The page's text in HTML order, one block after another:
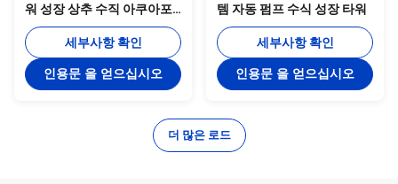
워 성장 상추 수직 아쿠아포
닉 시스템(펌프 포함)
세부사항 확인
인용문 을 얻으십시오
템 자동 펌프 수식 성장 타워
세부사항 확인
인용문 을 얻으십시오
더 많은 로드